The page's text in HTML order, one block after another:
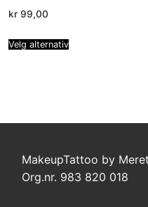
kr 99,00
Velg alternativ
MakeupTattoo by
Org.nr. 983 820 018